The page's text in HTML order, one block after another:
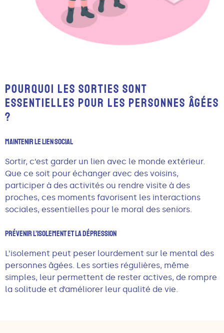
POURQUOI LES SORTIES SONT
ESSENTIELLES POUR LES PERSONNES ÂGÉES
?
Maintenir Le Lien Social
Sortir, c’est garder un lien avec le monde extérieur.
Que ce soit pour échanger avec des voisins,
participer à des activités ou rendre visite à des
proches, ces moments favorisent les interactions
sociales, essentielles pour le moral des seniors.
Prévenir L’isolement Et La Dépression
L’isolement peut peser lourdement sur le mental des
personnes âgées. Les sorties régulières, même
simples, leur permettent de rester actives, de rompre
la solitude et d’améliorer leur qualité de vie.